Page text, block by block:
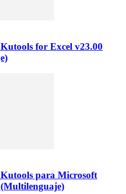
for Excel v23.00
para Microsoft